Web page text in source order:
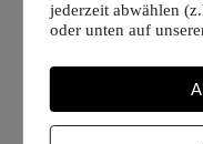
Melde dich jetzt
hinterlasse mir eine
jederzeit abwählen
oder unten auf